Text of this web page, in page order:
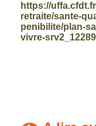
https://
retraite/sante-
penibilite/plan-
vivre-